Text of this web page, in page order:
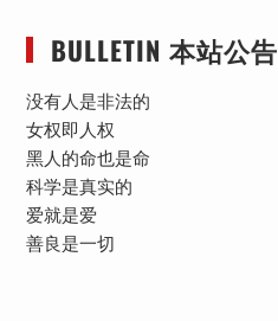
BULLETIN 本站公告
没有人是非法的
女权即人权
黑人的命也是命
科学是真实的
爱就是爱
善良是一切